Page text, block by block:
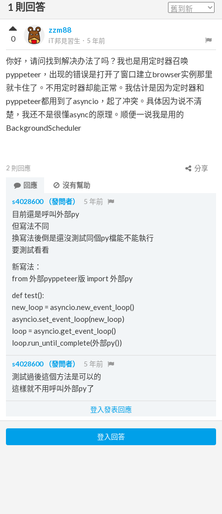
1 則回答
zzm88
iT邦見習生 ． 5 年前
0
你好，请问找到解决办法了吗？我也是用定时器召唤
pyppeteer，出现的错误是打开了窗口建立browser实例那里
就卡住了。不用定时器却能正常。我估计是因为定时器和
pyppeteer都用到了asyncio，起了冲突。具体因为说不清
楚，我还不是很懂async的原理。顺便一说我是用的
BackgroundScheduler
2 則回應
分享
回應
沒有幫助
s4028600
（發問者） 5 年前
目前還是呼叫外部py
但寫法不同
換寫法後倒是還沒測試同個py檔能不能執行
要測試看看
新寫法：
from 外部pyppeteer版 import 外部py
def test():
new_loop = asyncio.new_event_loop()
asyncio.set_event_loop(new_loop)
loop = asyncio.get_event_loop()
loop.run_until_complete(外部py())
s4028600 （發問者） 5 年前
測試過後這個方法是可以的
這樣就不用呼叫外部py了
登入發表回應
登入回答